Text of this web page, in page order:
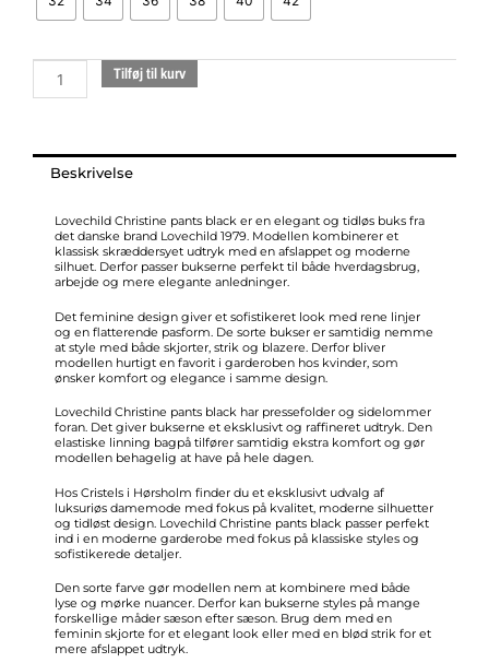
black
Tilføj til kurv
Beskrivelse
Lovechild Christine pants black er en elegant og tidløs buks fra
det danske brand Lovechild 1979. Modellen kombinerer et
klassisk skræddersyet udtryk med en afslappet og moderne
silhuet. Derfor passer bukserne perfekt til både hverdagsbrug,
arbejde og mere elegante anledninger.
Det feminine design giver et sofistikeret look med rene linjer
og en flatterende pasform. De sorte bukser er samtidig nemme
at style med både skjorter, strik og blazere. Derfor bliver
modellen hurtigt en favorit i garderoben hos kvinder, som
ønsker komfort og elegance i samme design.
Lovechild Christine pants black har pressefolder og sidelommer
foran. Det giver bukserne et eksklusivt og raffineret udtryk. Den
elastiske linning bagpå tilfører samtidig ekstra komfort og gør
modellen behagelig at have på hele dagen.
Hos Cristels i Hørsholm finder du et eksklusivt udvalg af
luksuriøs damemode med fokus på kvalitet, moderne silhuetter
og tidløst design. Lovechild Christine pants black passer perfekt
ind i en moderne garderobe med fokus på klassiske styles og
sofistikerede detaljer.
Den sorte farve gør modellen nem at kombinere med både
lyse og mørke nuancer. Derfor kan bukserne styles på mange
forskellige måder sæson efter sæson. Brug dem med en
feminin skjorte for et elegant look eller med en blød strik for et
mere afslappet udtryk.